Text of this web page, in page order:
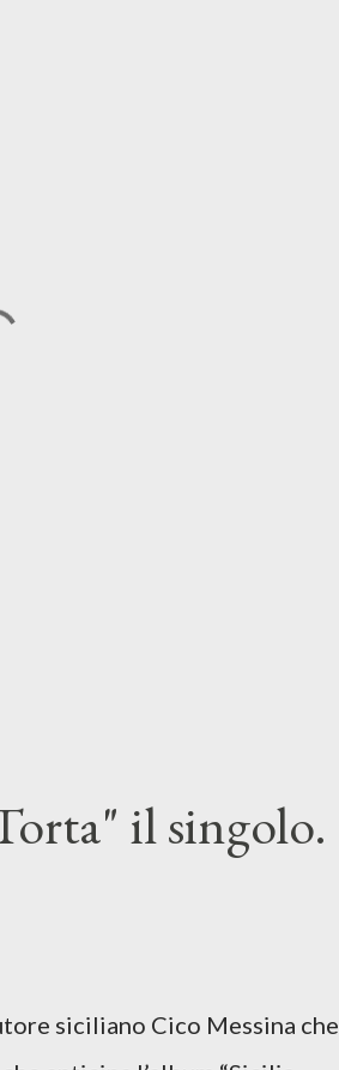
il singolo.
siciliano Cico Messina che